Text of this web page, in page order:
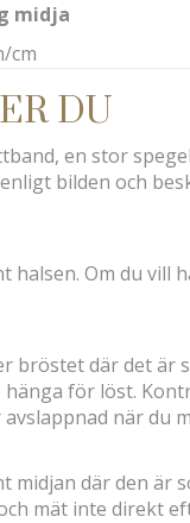
midja
cm
DU
en stor
bilden och
halsen. Om du vill
bröstet där det
för löst.
när du
midjan där den är
mät inte direkt